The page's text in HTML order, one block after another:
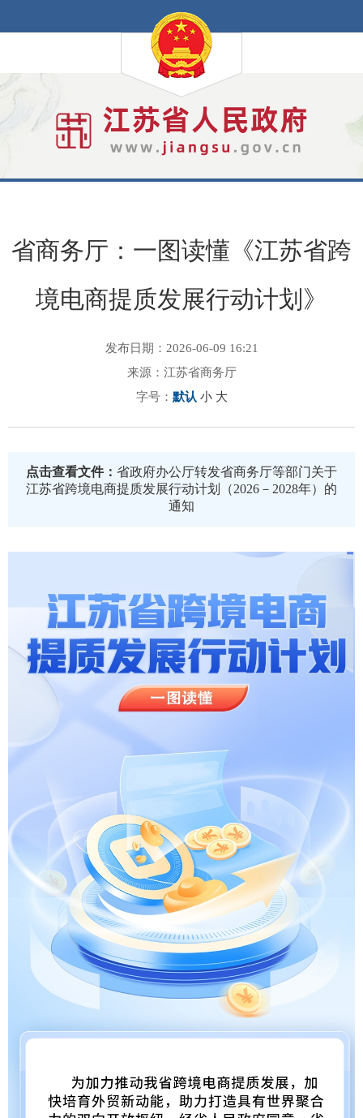
省商务厅：一图读懂《江苏省跨
境电商提质发展行动计划》
发布日期：2026-06-09 16:21
来源：江苏省商务厅
字号： 默认 小 大
点击查看文件： 省政府办公厅转发省商务厅等部门关于
江苏省跨境电商提质发展行动计划（2026－2028年）的
通知